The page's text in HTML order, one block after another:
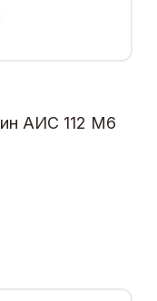
АИС 112 М6